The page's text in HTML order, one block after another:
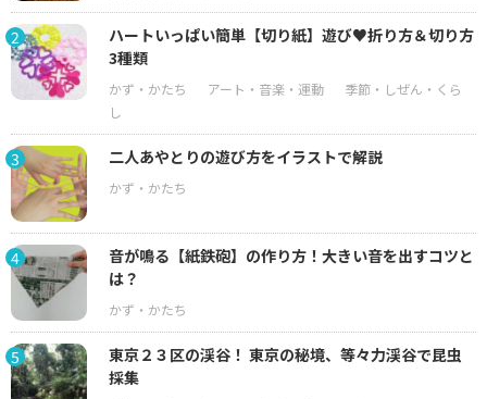
2
ハートいっぱい簡単【切り紙】遊び♥折り方＆切り方
3種類
3 二人あやとりの遊び方をイラストで解説
4
音が鳴る【紙鉄砲】の作り方！大きい音を出すコツと
は？
5
東京２３区の渓谷！ 東京の秘境、等々力渓谷で昆虫
採集